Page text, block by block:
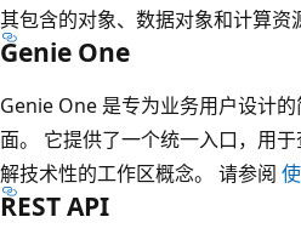
其包含的对象、数据对象和计算资
Genie One
Genie One 是专为业务用户设计
面。 它提供了一个统一入口，用
解技术性的工作区概念。 请参阅
REST API